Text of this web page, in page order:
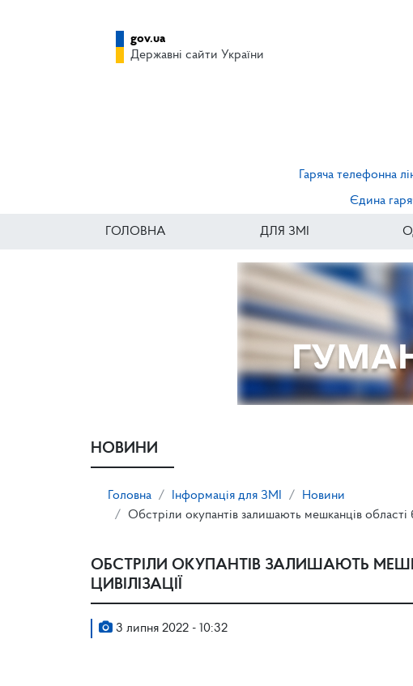
gov.ua
Державні сайти України
Гаряча телефонна
Єдина
ГОЛОВНА ДЛЯ ЗМІ
НОВИНИ
Головна Інформація для ЗМІ
Новини
Обстріли окупантів залишають мешканців області
ОБСТРІЛИ ОКУПАНТІВ ЗАЛИШАЮТЬ
ЦИВІЛІЗАЦІЇ
3 липня 2022 - 10:32